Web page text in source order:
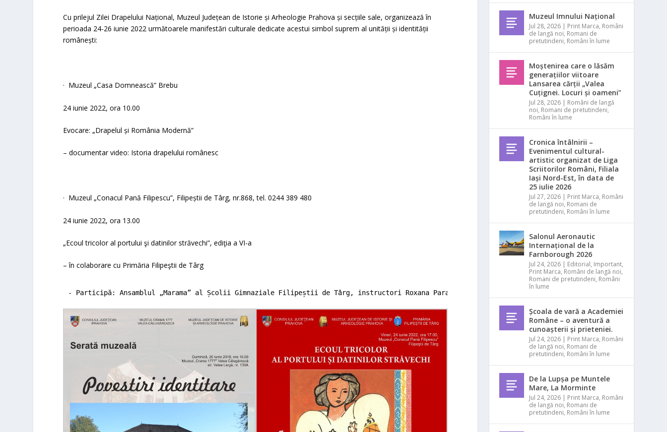
Cu prilejul Zilei Drapelului Naţional, Muzeul Județean de Istorie și Arheologie Prahova şi secţiile sale, organizează în
perioada 24-26 iunie 2022 următoarele manifestări culturale dedicate acestui simbol suprem al unității și identității
românești:
· Muzeul „Casa Domnească” Brebu
24 iunie 2022, ora 10.00
Evocare: „Drapelul şi România Modernă”
– documentar video: Istoria drapelului românesc
· Muzeul „Conacul Pană Filipescu”, Filipeștii de Târg, nr.868, tel. 0244 389 480
24 iunie 2022, ora 13.00
„Ecoul tricolor al portului şi datinilor străvechi”,ediţia a VI-a
– în colaborare cu Primăria Filipeştii de Târg
- Participă: Ansamblul „Marama” al Școlii Gimnaziale Filipeștii de Târg, instructori Roxana Paraschiv, Nicolae Chiriță, acordeon- Marian Iorga;
Muzeul Imnului Național
Jul 28, 2026 | Print Marca, Români
de langă noi, Romani de
pretutindeni, Români în lume
Moștenirea care o lăsăm
generațiilor viitoare
Lansarea cărții „Valea
Cuțignei. Locuri și oameni”
Jul 28, 2026 | Români de langă
noi, Romani de pretutindeni,
Români în lume
Cronica întâlnirii –
Evenimentul cultural-
artistic organizat de Liga
Scriitorilor Români, Filiala
Iași Nord-Est, în data de
25 iulie 2026
Jul 27, 2026 | Print Marca, Români
de langă noi, Romani de
pretutindeni, Români în lume
Salonul Aeronautic
Internațional de la
Farnborough 2026
Jul 24, 2026 | Editorial, Important,
Print Marca, Români de langă noi,
Romani de pretutindeni, Români
în lume
Școala de vară a Academiei
Române – o aventură a
cunoașterii și prieteniei.
Jul 24, 2026 | Print Marca, Români
de langă noi, Romani de
pretutindeni, Români în lume
De la Lupșa pe Muntele
Mare, La Morminte
Jul 24, 2026 | Print Marca, Români
de langă noi, Romani de
pretutindeni, Români în lume